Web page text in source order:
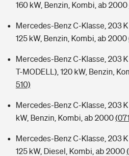
160 kW, Benzin, Kombi, ab 2000
Mercedes-Benz C-Klasse, 203
125 kW, Benzin, Kombi, ab 2000
Mercedes-Benz C-Klasse, 203 K
T-MODELL), 120 kW, Benzin,
510)
Mercedes-Benz C-Klasse, 203
kW, Benzin, Kombi, ab 2000
Mercedes-Benz C-Klasse, 203 K
125 kW, Diesel, Kombi, ab 2000